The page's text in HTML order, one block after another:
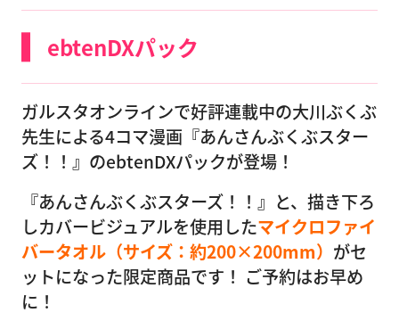
ebtenDXパック
ガルスタオンラインで好評連載中の大川ぶくぶ
先生による4コマ漫画『あんさんぶくぶスター
ズ！！』のebtenDXパックが登場！
『あんさんぶくぶスターズ！！』と、描き下ろ
しカバービジュアルを使用したマイクロファイ
バータオル（サイズ：約200×200mm） がセ
ットになった限定商品です！ ご予約はお早め
に！